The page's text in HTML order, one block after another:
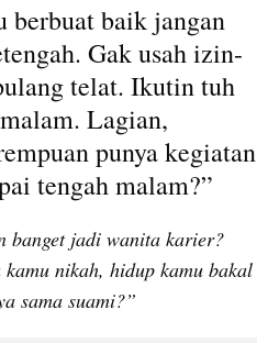
berbuat baik jangan
Gak usah izin-
telat. Ikutin tuh
Lagian,
punya kegiatan
tengah malam?”
banget jadi wanita karier?
nikah, hidup kamu bakal
sama suami?”